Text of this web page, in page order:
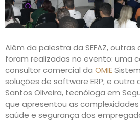
Além da palestra da SEFAZ,
foram realizadas no evento: uma
consultor comercial da OMIE
soluções de software ERP; e outra
Santos Oliveira, tecnóloga em
que apresentou as
saúde e segurança dos